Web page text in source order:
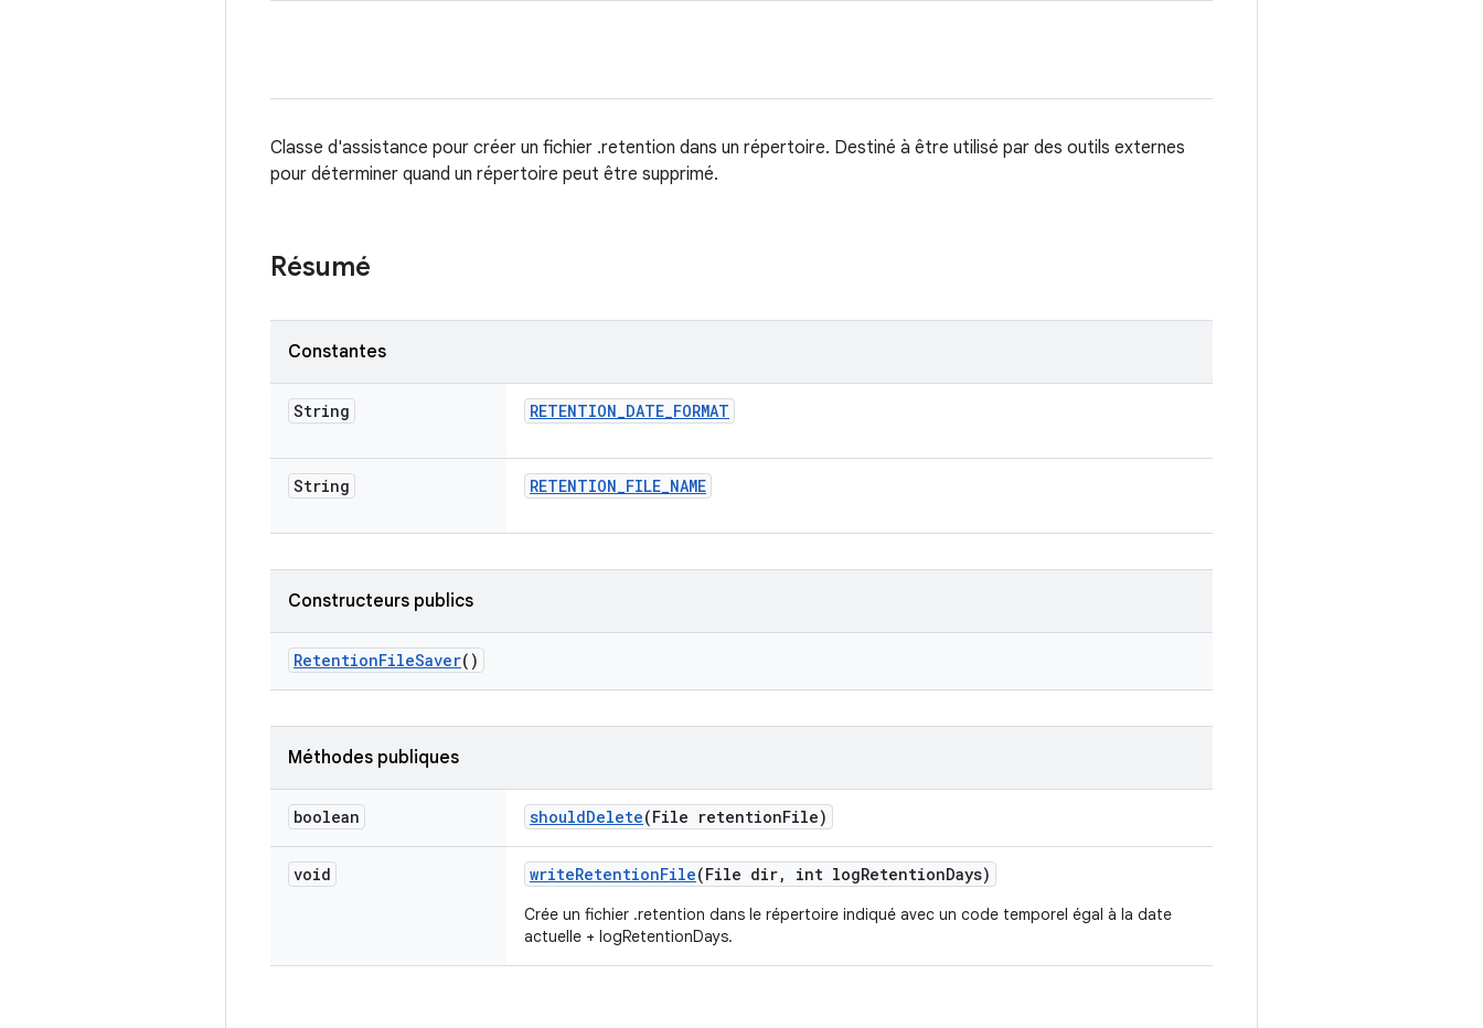
Classe d'assistance pour créer un fichier .retention dans un répertoire. Destiné à être utilisé par des outils externes
pour déterminer quand un répertoire peut être supprimé.
Résumé
Constantes
String RETENTION_DATE_FORMAT
String RETENTION_FILE_NAME
Constructeurs publics
RetentionFileSaver()
Méthodes publiques
boolean shouldDelete(File retentionFile)
void writeRetentionFile(File dir, int logRetentionDays)
Crée un fichier .retention dans le répertoire indiqué avec un code temporel égal à la date
actuelle + logRetentionDays.